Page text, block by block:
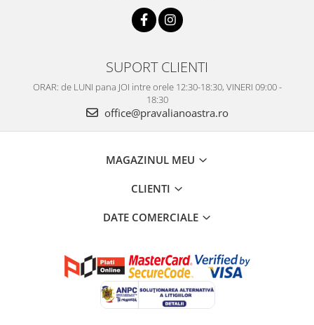
SUPORT CLIENTI
ORAR: de LUNI pana JOI intre orele 12:30-18:30, VINERI 09:00 -
18:30
office@pravalianoastra.ro
MAGAZINUL MEU
CLIENTI
DATE COMERCIALE